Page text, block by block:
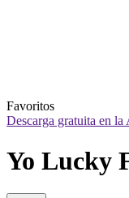
Favoritos
Descarga gratuita en la
Yo Lucky